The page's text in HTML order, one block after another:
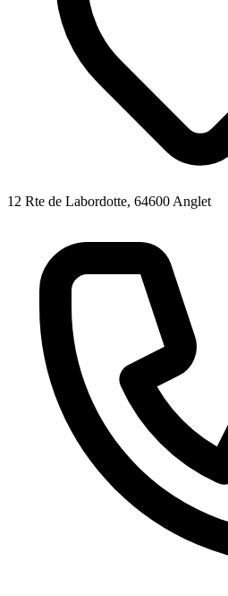
12 Rte de Labordotte, 64600 Anglet